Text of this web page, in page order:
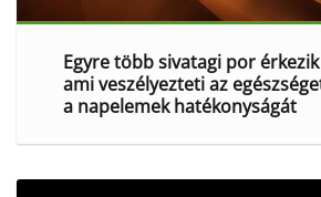
Egyre több sivatagi por
ami veszélyezteti az
a napelemek hatékonyságát